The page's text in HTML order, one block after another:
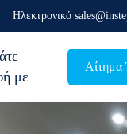
Ηλεκτρονικό
με